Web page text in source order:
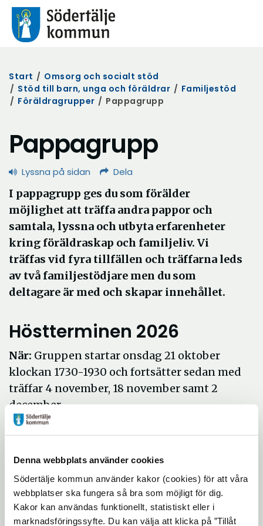
Denna webbplats använder cookies
Södertälje kommun använder kakor (cookies) för att våra
webbplatser ska fungera så bra som möjligt för dig.
Kakor kan användas funktionellt, statistiskt eller i
marknadsföringssyfte. Du kan välja att klicka på ”Tillåt
Start / Omsorg och socialt stöd
/ Stöd till barn, unga och föräldrar / Familjestöd
/ Föräldragrupper / Pappagrupp
Pappagrupp
Lyssna på sidan Dela
I pappagrupp ges du som förälder
möjlighet att träffa andra pappor och
samtala, lyssna och utbyta erfarenheter
kring föräldraskap och familjeliv. Vi
träffas vid fyra tillfällen och träffarna leds
av två familjestödjare men du som
deltagare är med och skapar innehållet.
Höstterminen 2026
När: Gruppen startar onsdag 21 oktober
klockan 1730-1930 och fortsätter sedan med
träffar 4 november, 18 november samt 2
december.
Var:Turingegatan, Södertälje
52302242 eller mejla
familjestod@sodertalje.se
Träffarna är gratis men anmälan behöver
göras. Vi bjuder på fika.